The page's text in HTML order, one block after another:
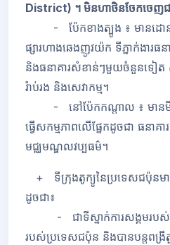
District) ។ មិនហាថិនចែកចេញជា
- ប៉ែកខាងត្បូង ៖ មានដោន
ផ្សារហាងឆេងញូវយ៉ក ទីភ្នាក់ងារធ
និងធនាគារសំខាន់ៗមួយចំនួនទៀត
រ៉ាប់រង និងសេវាកម្ម។
- នៅប៉ែកកណ្តាល ៖ មានមី
ធ្វើសកម្មភាពលើផ្នែកដូចជា ធនាគា
មជ្ឈមណ្ឌលវប្បធម៌។
+ ទីក្រុងតូក្យូនៃប្រទេសជប៉ុនមា
ដូចជា៖
- ជាទីស្នាក់ការសង្គមរបស់កុង
របស់ប្រទេសជប៉ុន និងបានបន្តពង្រីតួ